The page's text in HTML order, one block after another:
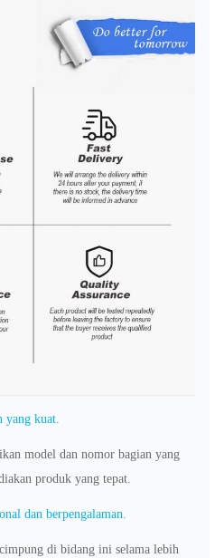
yang kuat.
model dan nomor bagian yang
produk yang tepat.
dan berpengalaman.
di bidang ini selama lebih